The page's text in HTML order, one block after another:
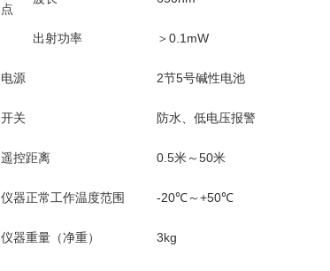
点
出射功率 ＞0.1mW
电源 2节5号碱性电池
开关 防水、低电压报警
遥控距离 0.5米～50米
仪器正常工作温度范围 -20℃～+50℃
仪器重量（净重） 3kg